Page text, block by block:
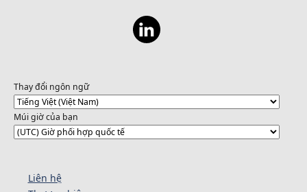
Thay đổi ngôn ngữ
Múi giờ của bạn
Liên hệ